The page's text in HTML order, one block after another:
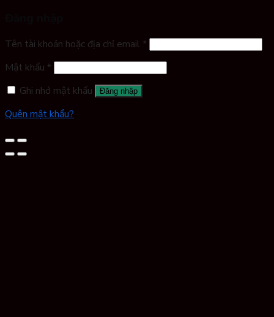
Tên tài khoản hoặc địa chỉ email *
Mật khẩu *
Ghi nhớ mật khẩu
Đăng nhập
Quên mật khẩu?